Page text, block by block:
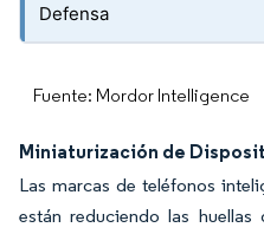
Defensa
Fuente: Mordor Intelligence
Miniaturización de
Las marcas de teléfonos
están reduciendo las